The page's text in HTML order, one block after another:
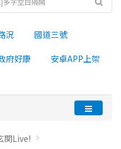
況 國道三號
府好康 安卓APP上架
関Live!